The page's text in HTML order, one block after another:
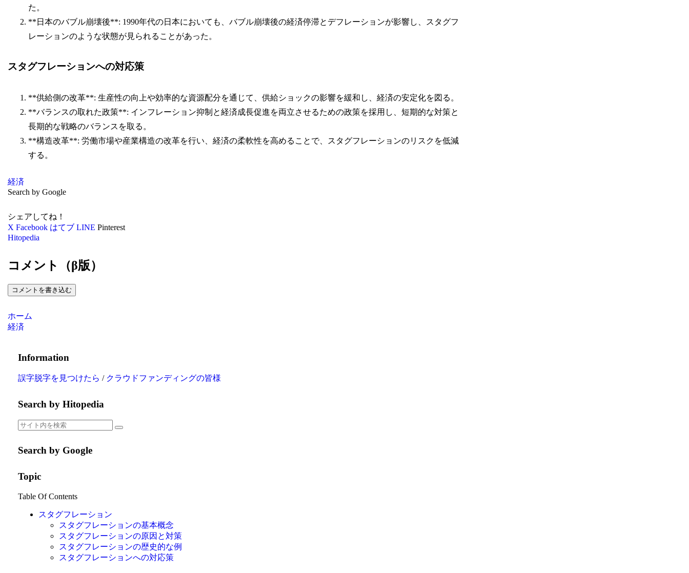
た。
**日本のバブル崩壊後**: 1990年代の日本においても、バブル崩壊後の経済停滞とデフレーションが影響し、スタグフ
レーションのような状態が見られることがあった。
スタグフレーションへの対応策
**供給側の改革**: 生産性の向上や効率的な資源配分を通じて、供給ショックの影響を緩和し、経済の安定化を図る。
**バランスの取れた政策**: インフレーション抑制と経済成長促進を両立させるための政策を採用し、短期的な対策と
長期的な戦略のバランスを取る。
**構造改革**: 労働市場や産業構造の改革を行い、経済の柔軟性を高めることで、スタグフレーションのリスクを低減
する。
経済
Search by Google
シェアしてね！
X Facebook はてブ LINE Pinterest
Hitopedia
コメント（β版）
コメントを書き込む
ホーム
経済
Information
誤字脱字を見つけたら / クラウドファンディングの皆様
Search by Hitopedia
Search by Google
Topic
Table Of Contents
スタグフレーション
スタグフレーションの基本概念
スタグフレーションの原因と対策
スタグフレーションの歴史的な例
スタグフレーションへの対応策